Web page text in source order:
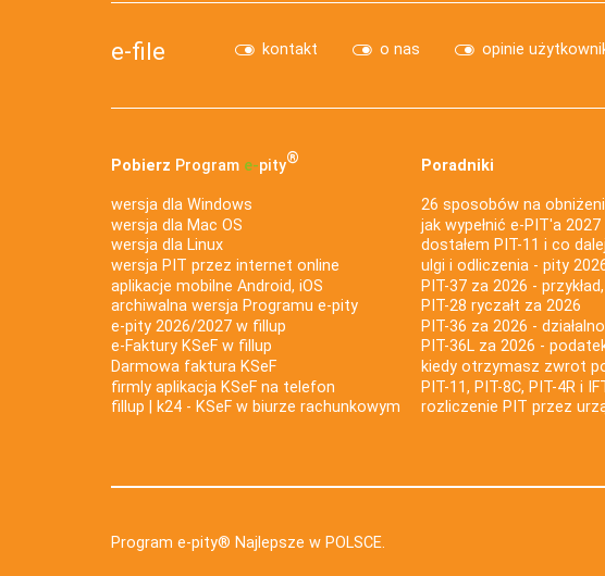
e-file kontakt o nas opinie
Pobierz Program e‑pity®
wersja dla Windows
wersja dla Mac OS
wersja dla Linux
wersja PIT przez internet online
aplikacje mobilne Android, iOS
archiwalna wersja Programu e-pity
e-pity 2026/2027 w fillup
e‑Faktury KSeF w fillup
Darmowa faktura KSeF
firmly aplikacja KSeF na telefon
fillup | k24 - KSeF w biurze rachunkowym
Poradniki
26 sposobów na
jak wypełnić e-PIT'a 2027
dostałem PIT-11 i co
ulgi i odliczenia - pity
PIT-37 za 2026 -
PIT-28 ryczałt za 2026
PIT-36 za 2026 -
PIT-36L za 2026 -
kiedy otrzymasz zwrot
PIT-11, PIT-8C, PIT-4R i
rozliczenie PIT przez
Program e-pity® Najlepsze w POLSCE.